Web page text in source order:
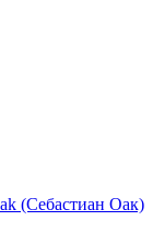
(Себастиан Оак)